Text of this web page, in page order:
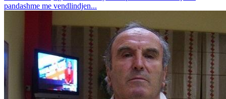
pandashme me vendlindjen...